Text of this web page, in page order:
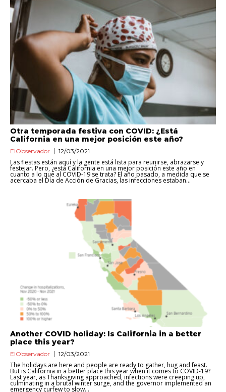
Otra temporada festiva con COVID: ¿Está
California en una mejor posición este año?
ElObservador 12/03/2021
Las fiestas están aquí y la gente está lista para reunirse, abrazarse y
festejar. Pero, ¿está California en una mejor posición este año en
cuanto a lo que al COVID-19 se trata? El año pasado, a medida que se
acercaba el Día de Acción de Gracias, las infecciones estaban...
Another COVID holiday: Is California in a better
place this year?
ElObservador 12/03/2021
The holidays are here and people are ready to gather, hug and feast.
But is California in a better place this year when it comes to COVID-19?
Last year, as Thanksgiving approached, infections were creeping up,
culminating in a brutal winter surge, and the governor implemented an
emergency curfew to slow...